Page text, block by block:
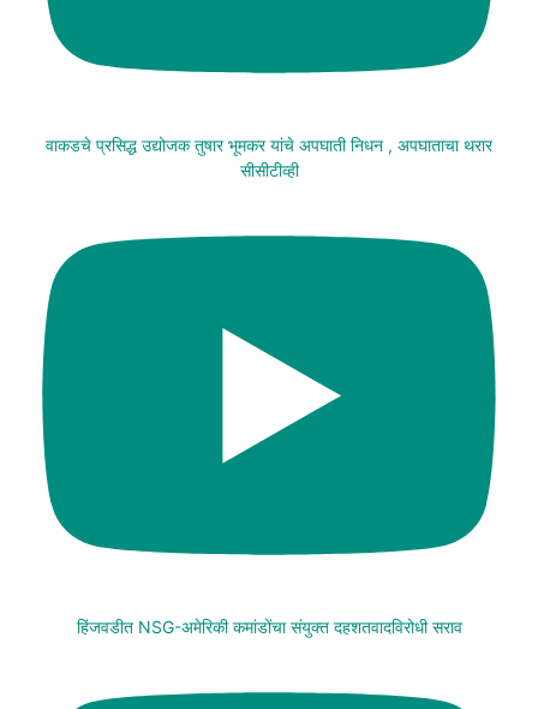
वाकडचे प्रसिद्ध उद्योजक तुषार भूमकर यांचे अपघाती निधन , अपघाताचा थरार
सीसीटीव्ही
हिंजवडीत NSG-अमेरिकी कमांडोंचा संयुक्त दहशतवादविरोधी सराव